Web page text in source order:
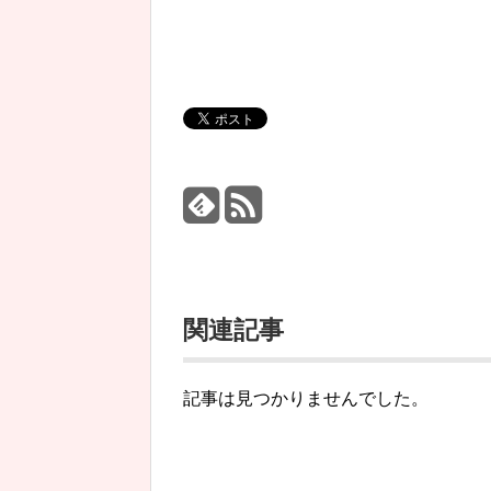
関連記事
記事は見つかりませんでした。